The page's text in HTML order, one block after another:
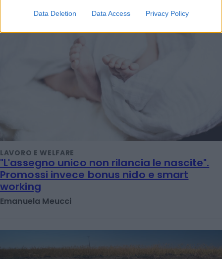
Data Deletion Data Access Privacy Policy
LAVORO E WELFARE
"L'assegno unico non rilancia le nascite".
Promossi invece bonus nido e smart
working
Emanuela Meucci